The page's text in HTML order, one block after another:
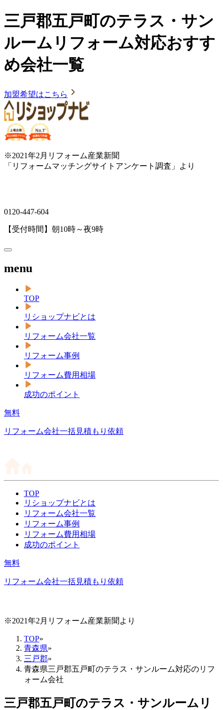
三戸郡五戸町のテラス・サン
ルームリフォーム対応おすす
め会社一覧
加盟希望はこちら
※2021年2月リフォーム産業新聞
「リフォームマッチングサイトアンケート調査」より
0120-447-604
【受付時間】朝10時～夜9時
menu
TOP
リショップナビとは
リフォーム会社一覧
リフォーム事例
リフォーム費用相場
成功のポイント
無料
リフォーム会社一括見積もり依頼
TOP
リショップナビとは
リフォーム会社一覧
リフォーム事例
リフォーム費用相場
成功のポイント
無料
リフォーム会社一括見積もり依頼
※2021年2月リフォーム産業新聞より
TOP»
青森県»
三戸郡»
青森県三戸郡五戸町のテラス・サンルーム対応のリフ
ォーム会社
三戸郡五戸町のテラス・サンルームリ